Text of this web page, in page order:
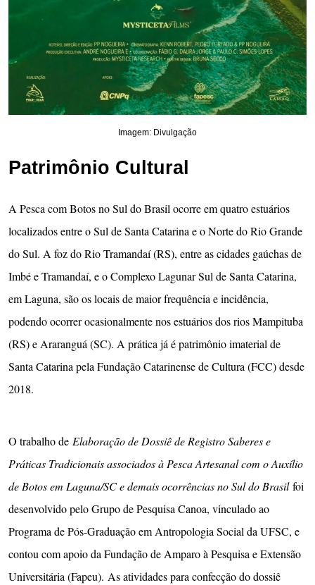
Imagem: Divulgação
Patrimônio Cultural
A Pesca com Botos no Sul do Brasil ocorre em quatro estuários
localizados entre o Sul de Santa Catarina e o Norte do Rio Grande
do Sul. A foz do Rio Tramandaí (RS), entre as cidades gaúchas de
Imbé e Tramandaí, e o Complexo Lagunar Sul de Santa Catarina,
em Laguna, são os locais de maior frequência e incidência,
podendo ocorrer ocasionalmente nos estuários dos rios Mampituba
(RS) e Araranguá (SC). A prática já é patrimônio imaterial de
Santa Catarina pela Fundação Catarinense de Cultura (FCC) desde
2018.
O trabalho de Elaboração de Dossiê de Registro Saberes e
Práticas Tradicionais associados à Pesca Artesanal com o Auxílio
de Botos em Laguna/SC e demais ocorrências no Sul do Brasilfoi
desenvolvido pelo Grupo de Pesquisa Canoa, vinculado ao
Programa de Pós-Graduação em Antropologia Social da UFSC, e
contou com apoio da Fundação de Amparo à Pesquisa e Extensão
Universitária (Fapeu). As atividades para confecção do dossiê